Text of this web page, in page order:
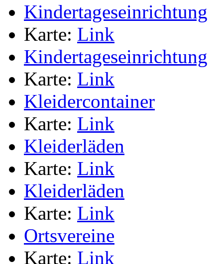
Kindertageseinrichtung
Karte: Link
Kindertageseinrichtung
Karte: Link
Kleidercontainer
Karte: Link
Kleiderläden
Karte: Link
Kleiderläden
Karte: Link
Ortsvereine
Karte: Link